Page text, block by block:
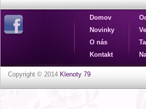
Domov
Novinky
O nás
Kontakt
Copyright © 2014 Klenoty 79